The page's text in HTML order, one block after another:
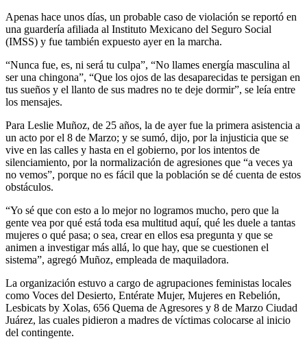
Apenas hace unos días, un probable caso de violación se reportó en
una guardería afiliada al Instituto Mexicano del Seguro Social
(IMSS) y fue también expuesto ayer en la marcha.
“Nunca fue, es, ni será tu culpa”, “No llames energía masculina al
ser una chingona”, “Que los ojos de las desaparecidas te persigan en
tus sueños y el llanto de sus madres no te deje dormir”, se leía entre
los mensajes.
Para Leslie Muñoz, de 25 años, la de ayer fue la primera asistencia a
un acto por el 8 de Marzo; y se sumó, dijo, por la injusticia que se
vive en las calles y hasta en el gobierno, por los intentos de
silenciamiento, por la normalización de agresiones que “a veces ya
no vemos”, porque no es fácil que la población se dé cuenta de estos
obstáculos.
“Yo sé que con esto a lo mejor no logramos mucho, pero que la
gente vea por qué está toda esa multitud aquí, qué les duele a tantas
mujeres o qué pasa; o sea, crear en ellos esa pregunta y que se
animen a investigar más allá, lo que hay, que se cuestionen el
sistema”, agregó Muñoz, empleada de maquiladora.
La organización estuvo a cargo de agrupaciones feministas locales
como Voces del Desierto, Entérate Mujer, Mujeres en Rebelión,
Lesbicats by Xolas, 656 Quema de Agresores y 8 de Marzo Ciudad
Juárez, las cuales pidieron a madres de víctimas colocarse al inicio
del contingente.